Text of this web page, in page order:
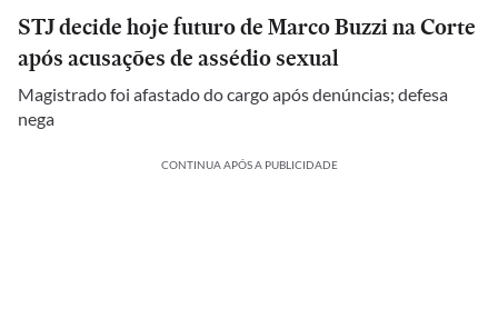
STJ decide hoje futuro de Marco Buzzi na Corte
após acusações de assédio sexual
Magistrado foi afastado do cargo após denúncias; defesa
nega
CONTINUA APÓS A PUBLICIDADE